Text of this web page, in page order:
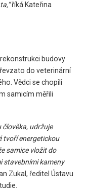
říká Kateřina
budovy
do veterinární
Vědci se chopili
samicím měřili
udržuje
tvoří energetickou
samice vložit do
stavebními kameny
Zukal, ředitel Ústavu